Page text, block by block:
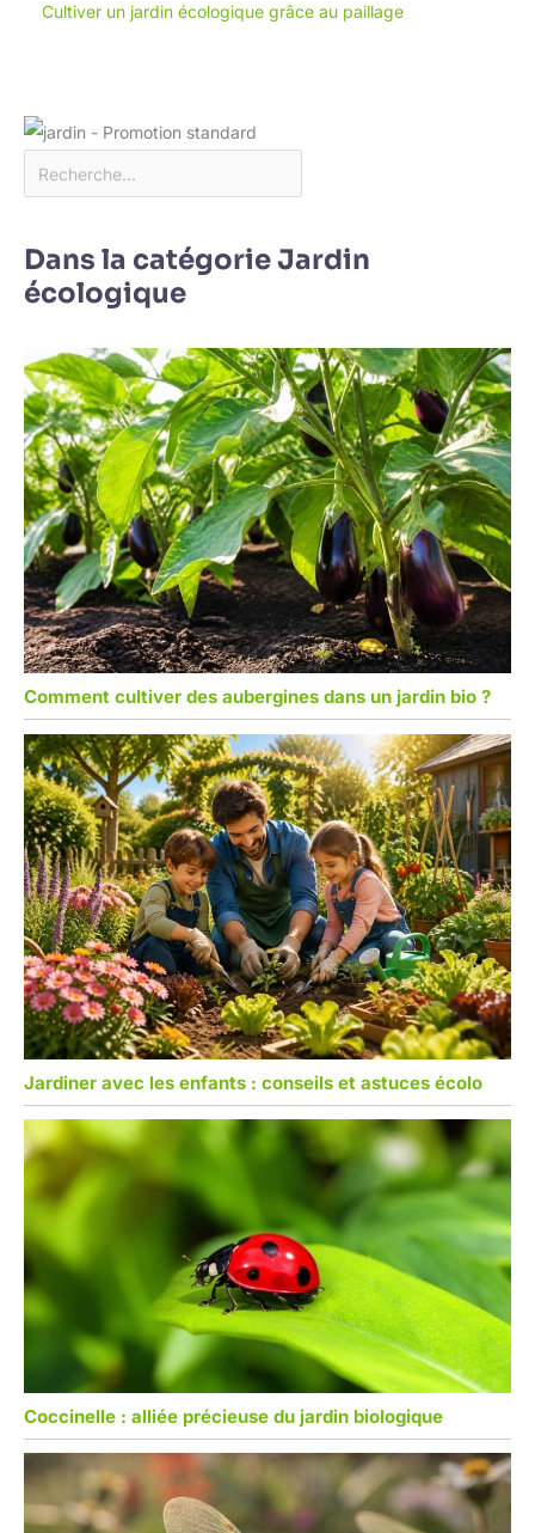
Cultiver un jardin écologique grâce au paillage
Dans la catégorie Jardin
écologique
Comment cultiver des aubergines dans un jardin bio ?
Jardiner avec les enfants : conseils et astuces écolo
Coccinelle : alliée précieuse du jardin biologique